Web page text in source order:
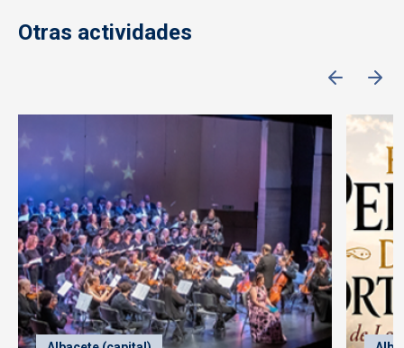
Otras actividades